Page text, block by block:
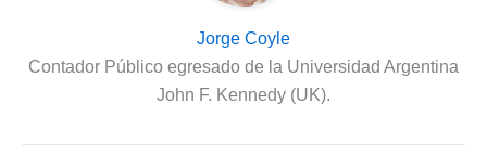
Jorge Coyle
Contador Público egresado de la Universidad Argentina
John F. Kennedy (UK).